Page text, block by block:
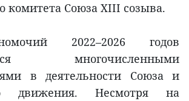
комитета Союза XIII созыва.
2022–2026 годов
многочисленными
в деятельности Союза и
движения. Несмотря на